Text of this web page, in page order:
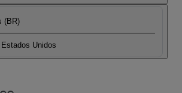
(BR)
Unidos